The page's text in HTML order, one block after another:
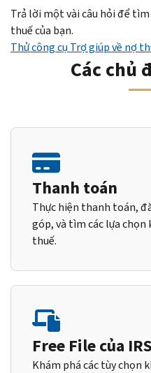
Trả lời một vài câu hỏi để
thuế của bạn.
Thử công cụ Trợ giúp về nợ
Các chủ
Thanh toán
Thực hiện thanh toán,
góp, và tìm các lựa
thuế.
Free File của IRS
Khám phá các tùy chọn